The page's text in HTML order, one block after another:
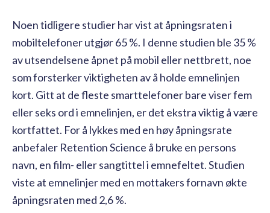
Noen tidligere studier har vist at åpningsraten i
mobiltelefoner utgjør 65 %. I denne studien ble 35 %
av utsendelsene åpnet på mobil eller nettbrett, noe
som forsterker viktigheten av å holde emnelinjen
kort. Gitt at de fleste smarttelefoner bare viser fem
eller seks ord i emnelinjen, er det ekstra viktig å være
kortfattet. For å lykkes med en høy åpningsrate
anbefaler Retention Science å bruke en persons
navn, en film- eller sangtittel i emnefeltet. Studien
viste at emnelinjer med en mottakers fornavn økte
åpningsraten med 2,6 %.